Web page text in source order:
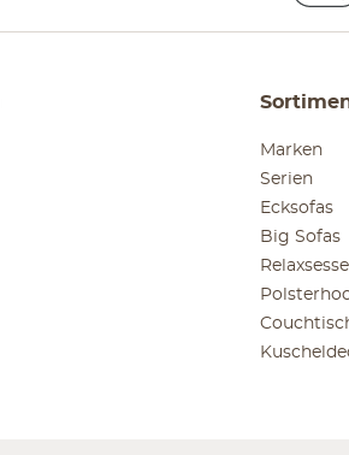
Marken
Serien
Ecksofas
Big Sofas
Relaxsessel